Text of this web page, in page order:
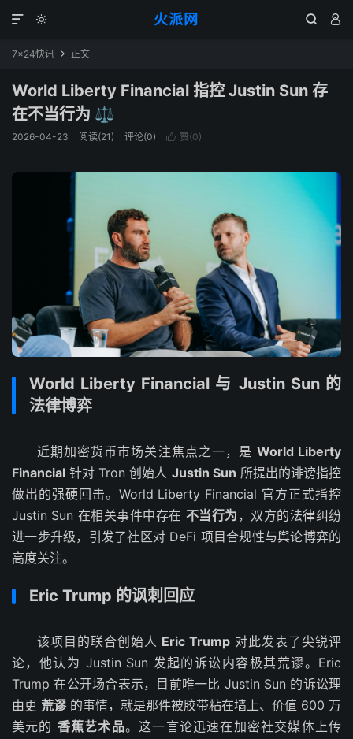
火派网
  

7×24快讯  正文
World Liberty Financial 指控 Justin Sun 存
在不当行为 ⚖️
2026-04-23 阅读(21) 评论(0)  赞(0)
World Liberty Financial 与 Justin Sun 的
法律博弈
近期加密货币市场关注焦点之一，是 World Liberty
Financial 针对 Tron 创始人 Justin Sun 所提出的诽谤指控
做出的强硬回击。World Liberty Financial 官方正式指控
Justin Sun 在相关事件中存在 不当行为 ，双方的法律纠纷
进一步升级，引发了社区对 DeFi 项目合规性与舆论博弈的
高度关注。
Eric Trump 的讽刺回应
该项目的联合创始人 Eric Trump 对此发表了尖锐评
论，他认为 Justin Sun 发起的诉讼内容极其荒谬。Eric
Trump 在公开场合表示，目前唯一比 Justin Sun 的诉讼理
由更 荒谬的事情，就是那件被胶带粘在墙上、价值 600 万
美元的 香蕉艺术品。这一言论迅速在加密社交媒体上传